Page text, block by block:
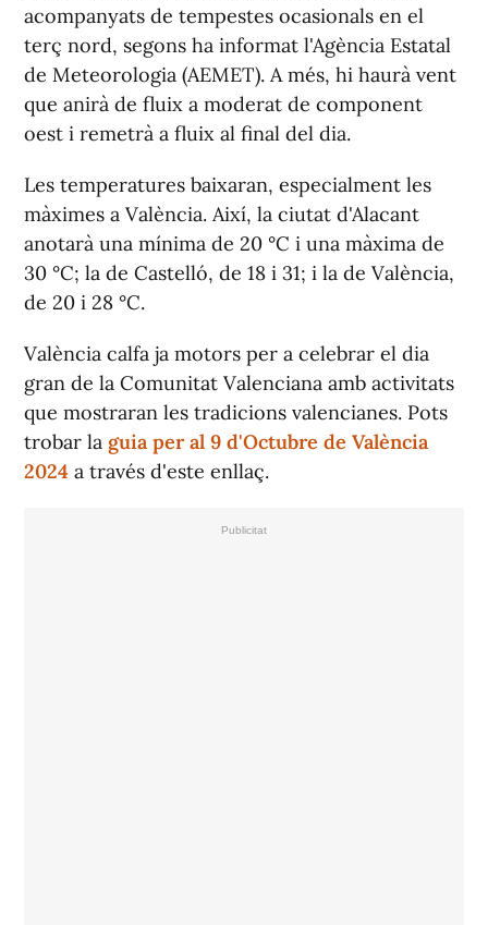
acompanyats de tempestes ocasionals en el
terç nord, segons ha informat l'Agència Estatal
de Meteorologia (AEMET). A més, hi haurà vent
que anirà de fluix a moderat de component
oest i remetrà a fluix al final del dia.
Les temperatures baixaran, especialment les
màximes a València. Així, la ciutat d'Alacant
anotarà una mínima de 20 °C i una màxima de
30 °C; la de Castelló, de 18 i 31; i la de València,
de 20 i 28 °C.
València calfa ja motors per a celebrar el dia
gran de la Comunitat Valenciana amb activitats
que mostraran les tradicions valencianes. Pots
trobar la guia per al 9 d'Octubre de València
2024 a través d'este enllaç.